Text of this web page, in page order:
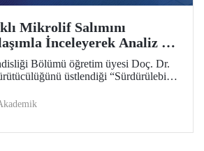
Mikrolif Salımını
İnceleyerek Analiz ve
Geliştirecek Projeye
Bölümü öğretim üyesi Doç. Dr.
üstlendiği “Sürdürülebilir
Salımı: Aşınma, UV Maruziyeti